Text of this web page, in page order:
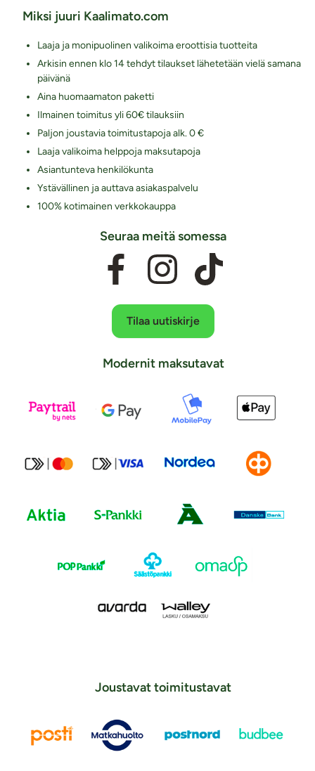
Miksi juuri Kaalimato.com
Laaja ja monipuolinen valikoima eroottisia tuotteita
Arkisin ennen klo 14 tehdyt tilaukset lähetetään vielä samana
päivänä
Aina huomaamaton paketti
Ilmainen toimitus yli 60€ tilauksiin
Paljon joustavia toimitustapoja alk. 0 €
Laaja valikoima helppoja maksutapoja
Asiantunteva henkilökunta
Ystävällinen ja auttava asiakaspalvelu
100% kotimainen verkkokauppa
Seuraa meitä somessa
Tilaa uutiskirje
Modernit maksutavat
Joustavat toimitustavat